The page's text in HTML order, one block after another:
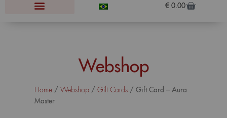
€ 0.00
Webshop
Home / Webshop / Gift Cards / Gift Card – Aura
Master